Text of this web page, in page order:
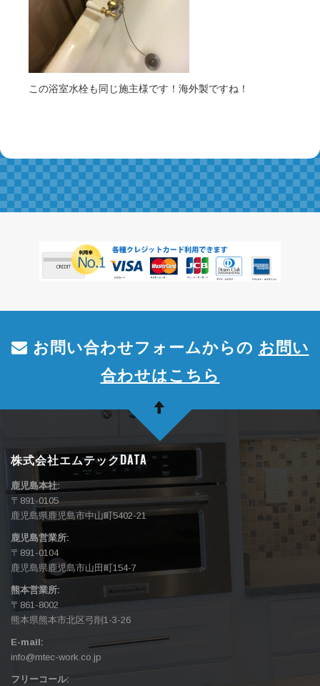
この浴室水栓も同じ施主様です！海外製ですね！
お問い合わせフォームからの お問い
合わせはこちら
株式会社エムテックDATA
鹿児島本社:
〒891-0105
鹿児島県鹿児島市中山町5402-21
鹿児島営業所:
〒891-0104
鹿児島県鹿児島市山田町154-7
熊本営業所:
〒861-8002
熊本県熊本市北区弓削1-3-26
E-mail:
info@mtec-work.co.jp
フリーコール: